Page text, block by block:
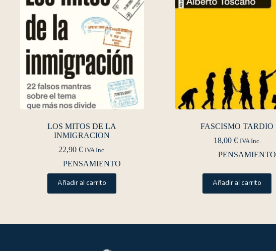
LOS MITOS DE LA
INMIGRACION
22,90 € IVA Inc.
PENSAMIENTO
Añadir al carrito
FASCISMO TARDIO
18,00 € IVA Inc.
PENSAMIENTO
Añadir al carrito